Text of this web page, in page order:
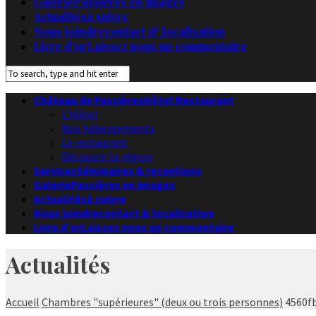
Actualitésà suivre
Nous joindrecontact & localisation
Livre d’orLaissez nous un commentaire
Château de PassièresHôtel Restaurant
L’Hôtel
Nos hébergements
Le restaurant
Découvrir la région
ServicesSéminaires & receptions
GaleriePassières en images
Actualitésà suivre
Nous joindrecontact & localisation
Livre d’orLaissez nous un commentaire
Actualités
Accueil Chambres "supérieures" (deux ou trois personnes)